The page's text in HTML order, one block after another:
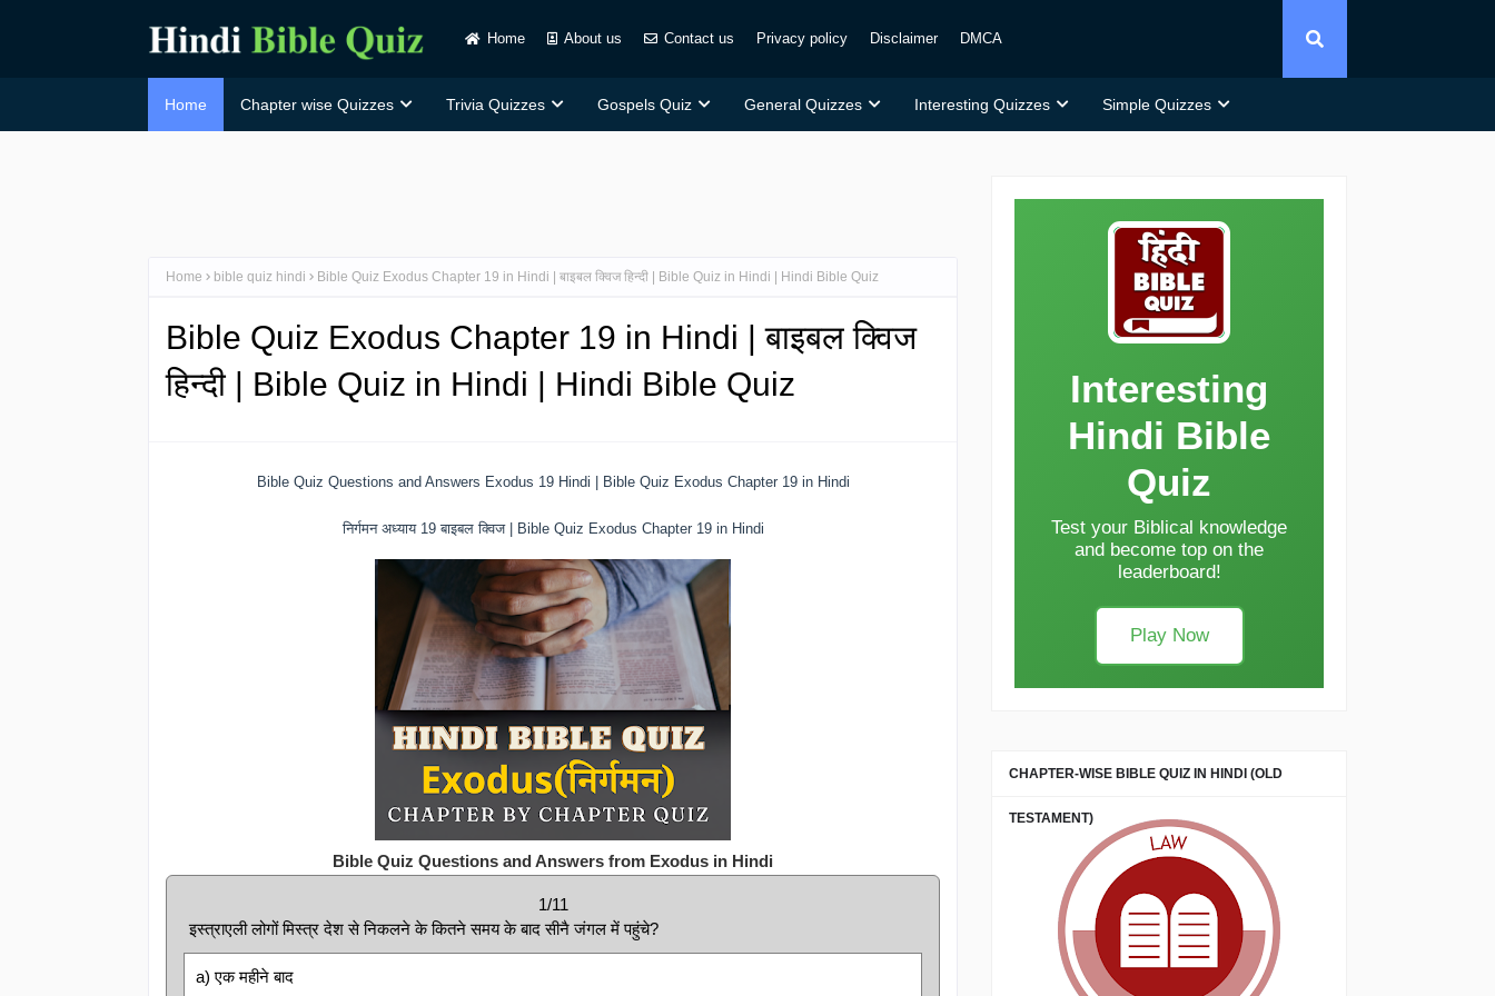
Home About us Contact us Privacy policy Disclaimer DMCA
Home Chapter wise Quizzes Trivia Quizzes Gospels Quiz General Quizzes Interesting Quizzes Simple Quizzes
Home bible quiz hindi Bible Quiz Exodus Chapter 19 in Hindi | बाइबल क्विज हिन्दी | Bible Quiz in Hindi | Hindi Bible Quiz
Bible Quiz Exodus Chapter 19 in Hindi | बाइबल क्विज
हिन्दी | Bible Quiz in Hindi | Hindi Bible Quiz
Bible Quiz Questions and Answers Exodus 19 Hindi | Bible Quiz Exodus Chapter 19 in Hindi
निर्गमन अध्याय 19 बाइबल क्विज | Bible Quiz Exodus Chapter 19 in Hindi
Bible Quiz Questions and Answers from Exodus in Hindi
1/11
इस्त्राएली लोगों मिस्त्र देश से निकलने के कितने समय के बाद सीनै जंगल में पहुंचे?
a) एक महीने बाद
Interesting
Hindi Bible
Quiz
Test your Biblical knowledge
and become top on the
leaderboard!
Play Now
CHAPTER-WISE BIBLE QUIZ IN HINDI (OLD
TESTAMENT)